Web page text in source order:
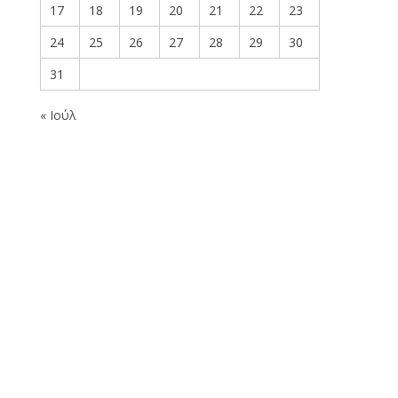
17 18 19 20 21 22
23
24
25 26 27 28 29
30
31
« Ιούλ